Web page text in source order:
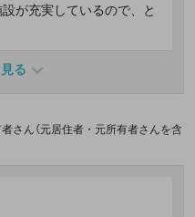
が充実しているので、と
る
さん（元居住者・元所有者さんを含